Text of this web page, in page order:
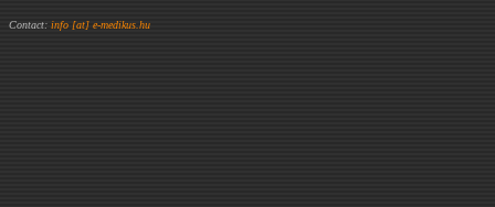
Contact: info [at] e-medikus.hu